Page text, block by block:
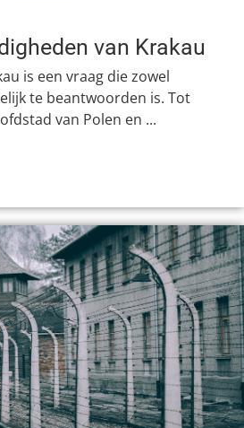
van Krakau
is een vraag die zowel
te beantwoorden is. Tot
van Polen en ...